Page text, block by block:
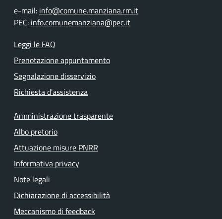
e-mail: info@comune.manziana.rm.it
PEC: info.comunemanziana@pec.it
Leggi le FAQ
Prenotazione appuntamento
Segnalazione disservizio
Richiesta d'assistenza
Amministrazione trasparente
Albo pretorio
Attuazione misure PNRR
Informativa privacy
Note legali
Dichiarazione di accessibilità
Meccanismo di feedback